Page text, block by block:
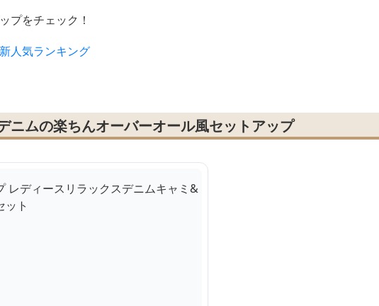
プをチェック！
人気ランキング
ニムの楽ちんオーバーオール風セットアップ